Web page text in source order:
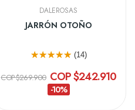
DALEROSAS
JARRÓN OTOÑO
(14)
COP $269.900 COP $242.910
-10%